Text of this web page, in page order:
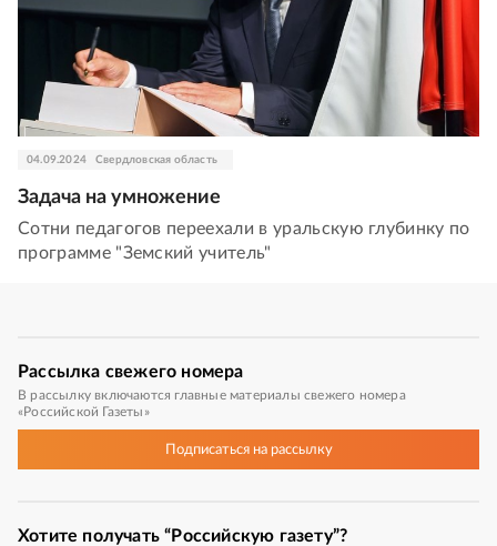
04.09.2024 Свердловская область
Задача на умножение
Сотни педагогов переехали в уральскую глубинку по
программе "Земский учитель"
Рассылка свежего номера
В рассылку включаются главные материалы свежего номера
«Российской Газеты»
Подписатьсяна рассылку
Хотите получать “Российскую газету”?